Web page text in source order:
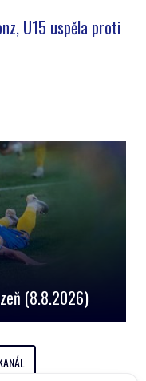
U15 uspěla proti
(8.8.2026)